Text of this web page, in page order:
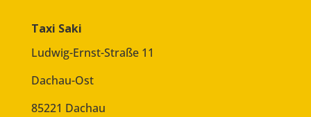
Taxi Saki
Ludwig-Ernst-Straße 11
Dachau-Ost
85221 Dachau